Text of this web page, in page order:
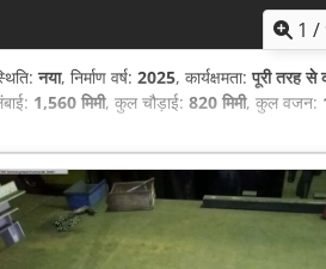
1 /
नया, निर्माण वर्ष: 2025, कार्यक्षमता:पूरी तरह से
1,560 मिमी, कुल चौड़ाई: 820 मिमी, कुल वजन: